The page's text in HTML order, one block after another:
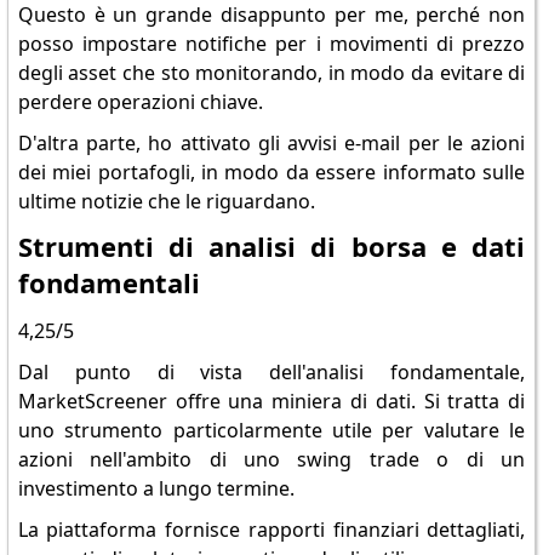
Questo è un grande disappunto per me, perché non
posso impostare notifiche per i movimenti di prezzo
degli asset che sto monitorando, in modo da evitare di
perdere operazioni chiave.
D'altra parte, ho attivato gli avvisi e-mail per le azioni
dei miei portafogli, in modo da essere informato sulle
ultime notizie che le riguardano.
Strumenti di analisi di borsa e dati
fondamentali
4,25/5
Dal punto di vista dell'analisi fondamentale,
MarketScreener offre una miniera di dati. Si tratta di
uno strumento particolarmente utile per valutare le
azioni nell'ambito di uno swing trade o di un
investimento a lungo termine.
La piattaforma fornisce rapporti finanziari dettagliati,